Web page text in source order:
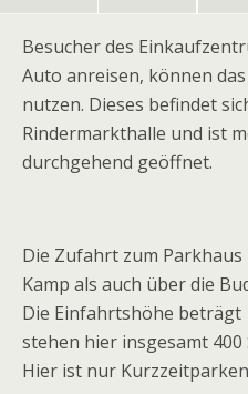
Besucher des
Auto anreisen, können
nutzen. Dieses befindet
Rindermarkthalle und ist
durchgehend geöffnet.
Die Zufahrt zum
Kamp als auch über die
Die Einfahrtshöhe
stehen hier insgesamt
Hier ist nur